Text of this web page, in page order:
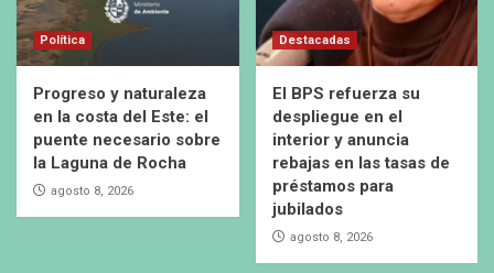
Política
Progreso y naturaleza
en la costa del Este: el
puente necesario sobre
la Laguna de Rocha
agosto 8, 2026
Destacadas
El BPS refuerza su
despliegue en el
interior y anuncia
rebajas en las tasas de
préstamos para
jubilados
agosto 8, 2026